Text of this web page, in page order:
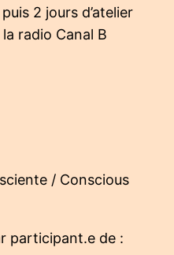
2 jours d’atelier
radio Canal B
/ Conscious
participant.e de :